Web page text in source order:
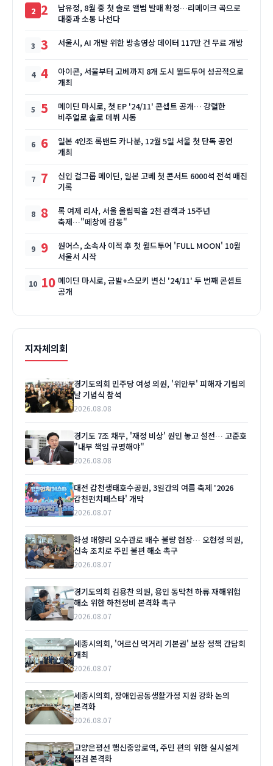
2
남유정, 8월 중 첫 솔로 앨범 발매 확정…리메이크 곡으로
대중과 소통 나선다
3 서울시, AI 개발 위한 방송영상 데이터 117만 건 무료 개방
4
아이콘, 서울부터 고베까지 8개 도시 월드투어 성공적으로
개최
5
메이딘 마시로, 첫 EP '24/11' 콘셉트 공개… 강렬한
비주얼로 솔로 데뷔 시동
6
일본 4인조 록밴드 카나분, 12월 5일 서울 첫 단독 공연
개최
7
신인 걸그룹 메이딘, 일본 고베 첫 콘서트 6000석 전석 매진
기록
8
록 여제 리사, 서울 올림픽홀 2천 관객과 15주년
축제…"떼창에 감동"
9
원어스, 소속사 이적 후 첫 월드투어 'FULL MOON' 10월
서울서 시작
10 메이딘 마시로, 금발+스모키 변신 '24/11' 두 번째 콘셉트
공개
지자체의회
경기도의회 민주당 여성 의원, '위안부' 피해자 기림의
날 기념식 참석
2026.08.08
경기도 7조 채무, '재정 비상' 원인 놓고 설전… 고준호
"내부 책임 규명해야"
2026.08.08
대전 갑천생태호수공원, 3일간의 여름 축제 '2026
갑천펀치페스타' 개막
2026.08.07
화성 매향리 오수관로 배수 불량 현장… 오현정 의원,
신속 조치로 주민 불편 해소 촉구
2026.08.07
경기도의회 김용찬 의원, 용인 동막천 하류 재해위험
해소 위한 하천정비 본격화 촉구
2026.08.07
세종시의회, '어르신 먹거리 기본권' 보장 정책 간담회
개최
2026.08.07
세종시의회, 장애인공동생활가정 지원 강화 논의
본격화
2026.08.07
고양은평선 행신중앙로역, 주민 편의 위한 실시설계
점검 본격화